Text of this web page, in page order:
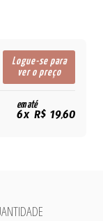
Logue-se para
ver o preço
em até
6x R$ 19,60